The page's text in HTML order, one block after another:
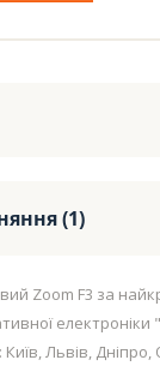
(1)
Zoom F3 за
Київ, Львів,